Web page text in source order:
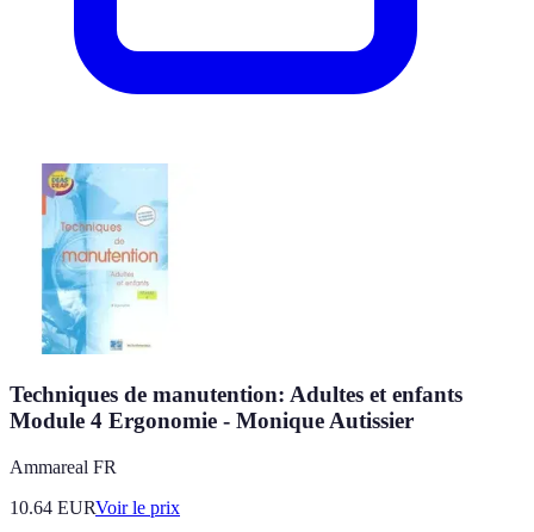
Techniques de manutention: Adultes et enfants
Module 4 Ergonomie - Monique Autissier
Ammareal FR
10.64 EURVoir le prix